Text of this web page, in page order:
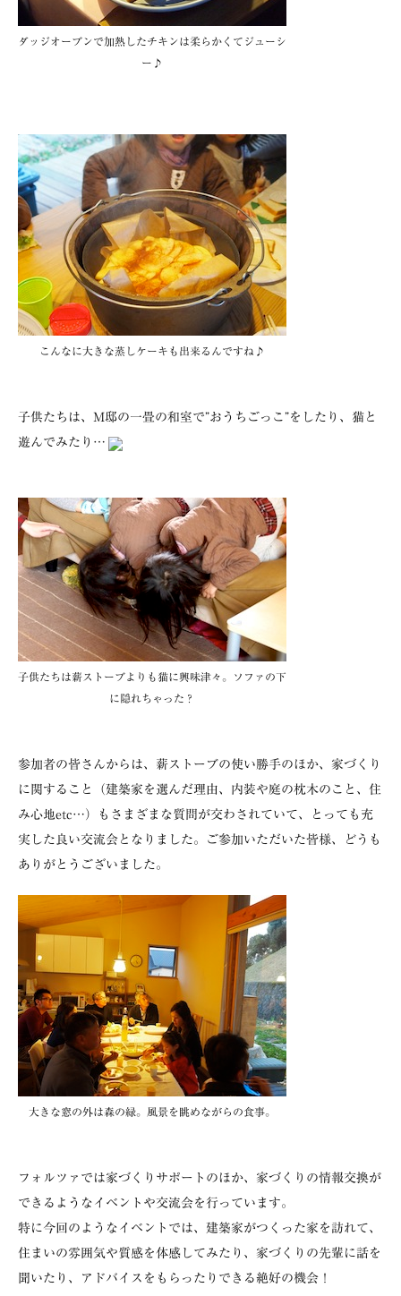
ダッジオーブンで加熱したチキンは柔らかくてジューシ
ー♪
こんなに大きな蒸しケーキも出来るんですね♪
子供たちは、M邸の一畳の和室で”おうちごっこ”をしたり、猫と
遊んでみたり…
子供たちは薪ストーブよりも猫に興味津々。ソファの下
に隠れちゃった？
参加者の皆さんからは、薪ストーブの使い勝手のほか、家づくり
に関すること（建築家を選んだ理由、内装や庭の枕木のこと、住
み心地etc…）もさまざまな質問が交わされていて、とっても充
実した良い交流会となりました。ご参加いただいた皆様、どうも
ありがとうございました。
大きな窓の外は森の緑。風景を眺めながらの食事。
フォルツァでは家づくりサポートのほか、家づくりの情報交換が
できるようなイベントや交流会を行っています。
特に今回のようなイベントでは、建築家がつくった家を訪れて、
住まいの雰囲気や質感を体感してみたり、家づくりの先輩に話を
聞いたり、アドバイスをもらったりできる絶好の機会！